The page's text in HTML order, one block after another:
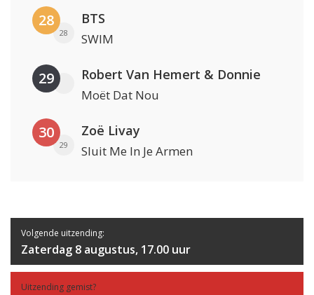
28
28
BTS
SWIM
29 Robert Van Hemert & Donnie
Moët Dat Nou
30
29
Zoë Livay
Sluit Me In Je Armen
Volgende uitzending:
Zaterdag 8 augustus, 17.00 uur
Uitzending gemist?